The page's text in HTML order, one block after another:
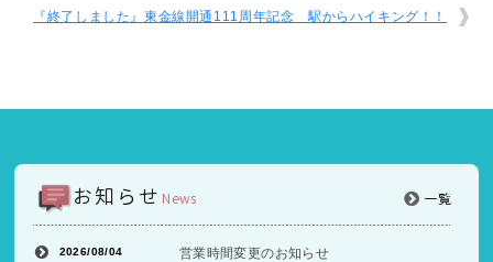
『終了しました』東金線開通111周年記念 駅からハイキング！！
お知らせ News 一覧
2026/08/04 営業時間変更のお知らせ